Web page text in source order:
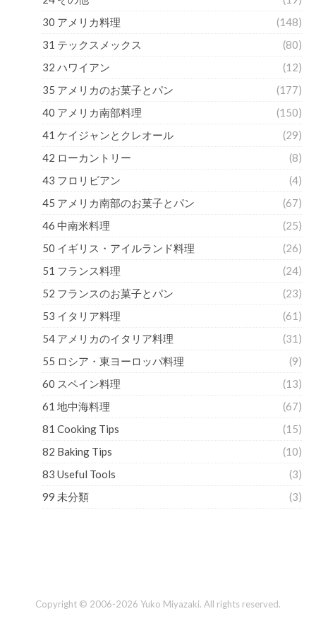
30 アメリカ料理
(148)
31 テックスメックス
(80)
32 ハワイアン
(12)
35 アメリカのお菓子とパン
(177)
40 アメリカ南部料理
(150)
41 ケイジャンとクレオール
(29)
42 ローカントリー
(8)
43 フロリビアン
(4)
45 アメリカ南部のお菓子とパン
(67)
46 中南米料理
(25)
50 イギリス・アイルランド料理
(26)
51 フランス料理
(24)
52 フランスのお菓子とパン
(23)
53 イタリア料理
(61)
54 アメリカのイタリア料理
(31)
55 ロシア・東ヨーロッパ料理
(9)
60 スペイン料理
(13)
61 地中海料理
(67)
81 Cooking Tips
(15)
82 Baking Tips
(10)
83 Useful Tools
(3)
99 未分類
(3)
Copyright © 2006-2026 Yuko Miyazaki. All rights reserved.